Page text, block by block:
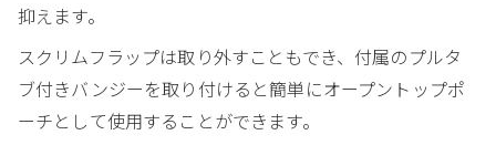
抑えます。
スクリムフラップは取り外すこともでき、付属のプルタ
ブ付きバンジーを取り付けると簡単にオープントップポ
ーチとして使用することができます。